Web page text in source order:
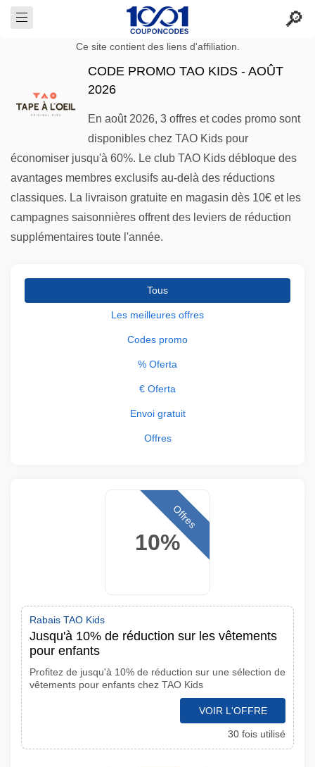
Ce site contient des liens d'affiliation.
CODE PROMO TAO KIDS - AOÛT
2026
En août 2026, 3 offres et codes promo sont
disponibles chez TAO Kids pour
économiser jusqu'à 60%. Le club TAO Kids débloque des
avantages membres exclusifs au-delà des réductions
classiques. La livraison gratuite en magasin dès 10€ et les
campagnes saisonnières offrent des leviers de réduction
supplémentaires toute l'année.
Tous
Les meilleures offres
Codes promo
% Oferta
€ Oferta
Envoi gratuit
Offres
10%
Offres
Rabais TAO Kids
Jusqu'à 10% de réduction sur les vêtements
pour enfants
Profitez de jusqu'à 10% de réduction sur une sélection de
vêtements pour enfants chez TAO Kids
VOIR L'OFFRE
30 fois utilisé